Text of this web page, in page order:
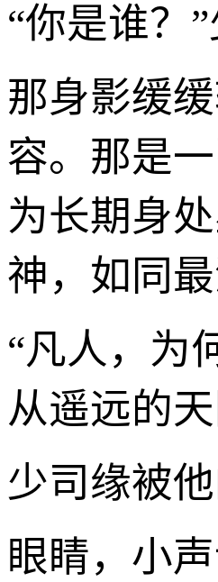
“你是谁？
那身影缓
容。那是
为长期身
神，如同
“凡人，为
从遥远的天
少司缘被
眼睛，小